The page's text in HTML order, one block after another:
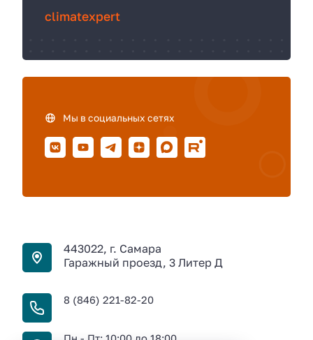
climatexpert
Мы в социальных сетях
443022, г. Самара
Гаражный проезд, 3 Литер Д
8 (846) 221-82-20